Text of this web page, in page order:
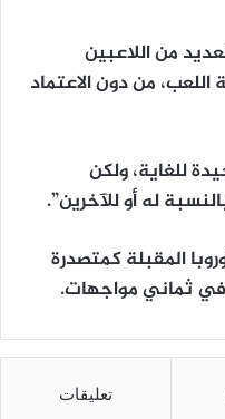
من اللاعبين
من دون الاعتماد
للغاية، ولكن
له أو للآخرين”.
المقبلة كمتصدرة
في ثماني مواجهات.
تعليقات